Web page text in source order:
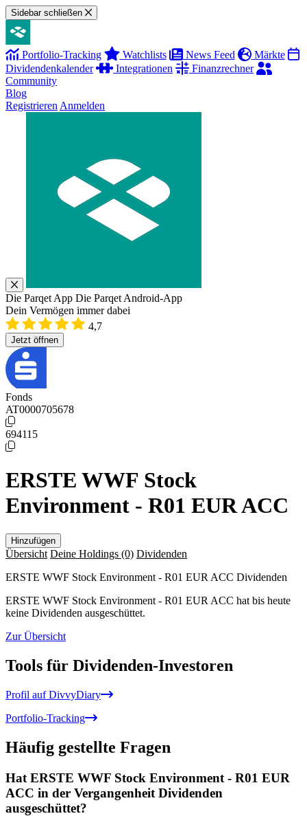
Sidebar schließen
Portfolio-Tracking Watchlists News Feed
Märkte
Dividendenkalender
Integrationen
Finanzrechner
Community
Blog
Registrieren Anmelden
Die Parqet App Die Parqet Android-App
Dein Vermögen immer dabei
4,7
Jetzt öffnen
Fonds
AT0000705678
694115
ERSTE WWF Stock
Environment - R01 EUR ACC
Hinzufügen
Übersicht Deine Holdings (0) Dividenden
ERSTE WWF Stock Environment - R01 EUR ACC Dividenden
ERSTE WWF Stock Environment - R01 EUR ACC hat bis heute
keine Dividenden ausgeschüttet.
Zur Übersicht
Tools für Dividenden-Investoren
Profil auf DivvyDiary
Portfolio-Tracking
Häufig gestellte Fragen
Hat ERSTE WWF Stock Environment - R01 EUR
ACC in der Vergangenheit Dividenden
ausgeschüttet?